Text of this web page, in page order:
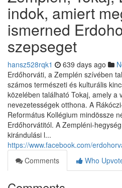
indok, amiert
ismerned
szepseget
hansz528rqk1 639 days ago
Erdőhorváti, a Zemplén szívében
számos természeti és kulturális
közelében található Tokaj, amely a
nevezetességek otthona. A
Református Kollégium mindössze
Erdőhorvátitól. A Zempléni-
kirándulási l...
https://www.facebook.com/
Comments
Who